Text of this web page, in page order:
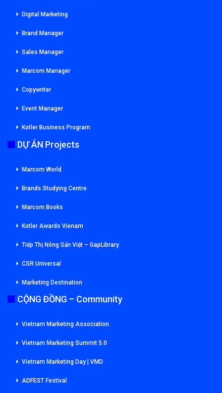
Digital Marketing
Brand Manager
Sales Manager
Marcom Manager
Copywriter
Event Manager
Kotler Business Program
DỰ ÁN Projects
Marcom World
Brands Studying Centre
Marcom Books
Kotler Awards Vienam
Tiếp Thị Nông Sản Việt – GapLibrary
CSR Universal
Marketing Destination
CỘNG ĐỒNG – Community
Vietnam Marketing Association
Vietnam Marketing Summit 5.0
Vietnam Marketing Day | VMD
ADFEST Festival